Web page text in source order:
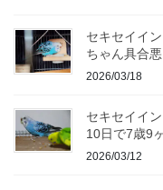
セキセイイ
ちゃん具合悪
2026/03/18
セキセイイ
10日で7歳9
2026/03/12